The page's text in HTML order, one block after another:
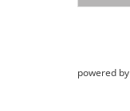
powered